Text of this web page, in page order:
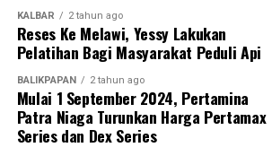
KALBAR 2 tahun ago
Reses Ke Melawi, Yessy Lakukan
Pelatihan Bagi Masyarakat Peduli Api
BALIKPAPAN 2 tahun ago
Mulai 1 September 2024, Pertamina
Patra Niaga Turunkan Harga Pertamax
Series dan Dex Series